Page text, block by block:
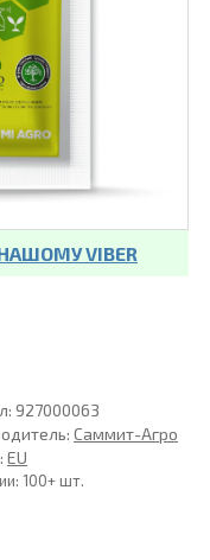
VIBER
927000063
Саммит-Агро
EU
100+ шт.